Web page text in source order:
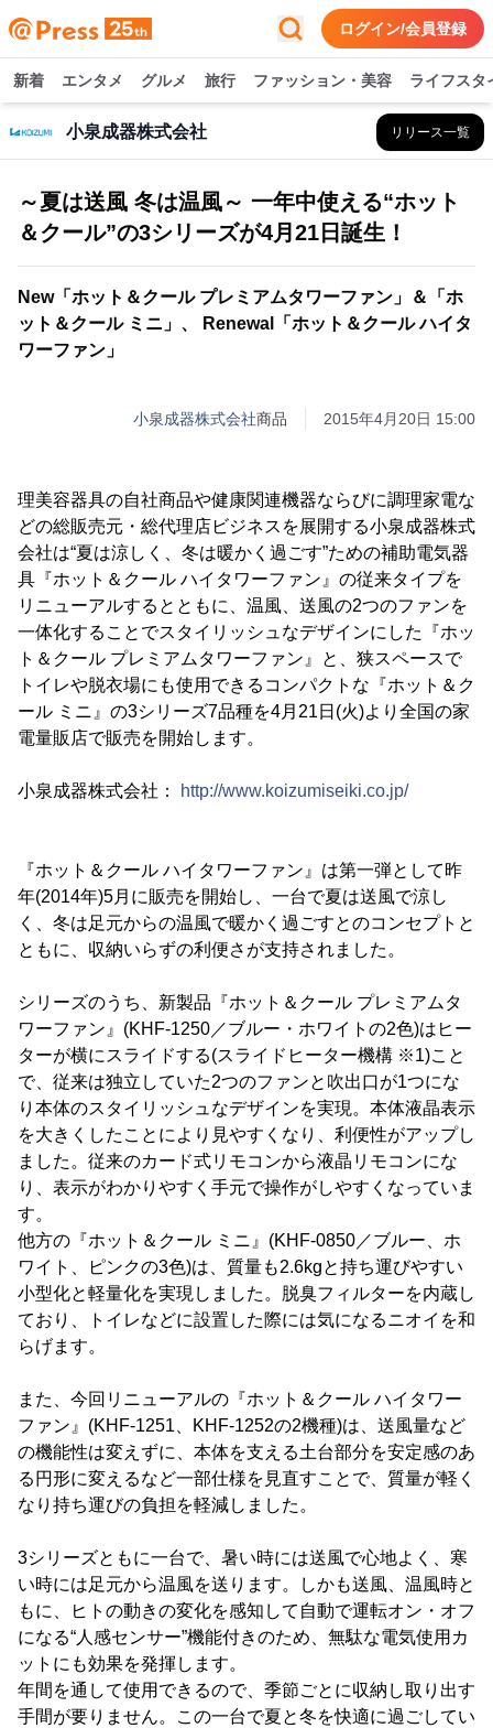
ログイン/会員登録
新着 エンタメ グルメ 旅行 ファッション・美容 ライフスタ
小泉成器株式会社 リリース一覧
～夏は送風 冬は温風～ 一年中使える“ホット
＆クール”の3シリーズが4月21日誕生！
New「ホット＆クール プレミアムタワーファン」＆「ホ
ット＆クール ミニ」、 Renewal「ホット＆クール ハイタ
ワーファン」
小泉成器株式会社商品 2015年4月20日 15:00
理美容器具の自社商品や健康関連機器ならびに調理家電な
どの総販売元・総代理店ビジネスを展開する小泉成器株式
会社は“夏は涼しく、冬は暖かく過ごす”ための補助電気器
具『ホット＆クール ハイタワーファン』の従来タイプを
リニューアルするとともに、温風、送風の2つのファンを
一体化することでスタイリッシュなデザインにした『ホッ
ト＆クール プレミアムタワーファン』と、狭スペースで
トイレや脱衣場にも使用できるコンパクトな『ホット＆ク
ール ミニ』の3シリーズ7品種を4月21日(火)より全国の家
電量販店で販売を開始します。
小泉成器株式会社： http://www.koizumiseiki.co.jp/
『ホット＆クール ハイタワーファン』は第一弾として昨
年(2014年)5月に販売を開始し、一台で夏は送風で涼し
く、冬は足元からの温風で暖かく過ごすとのコンセプトと
ともに、収納いらずの利便さが支持されました。
シリーズのうち、新製品『ホット＆クール プレミアムタ
ワーファン』(KHF-1250／ブルー・ホワイトの2色)はヒー
ターが横にスライドする(スライドヒーター機構 ※1)こと
で、従来は独立していた2つのファンと吹出口が1つにな
り本体のスタイリッシュなデザインを実現。本体液晶表示
を大きくしたことにより見やすくなり、利便性がアップし
ました。従来のカード式リモコンから液晶リモコンにな
り、表示がわかりやすく手元で操作がしやすくなっていま
す。
他方の『ホット＆クール ミニ』(KHF-0850／ブルー、ホ
ワイト、ピンクの3色)は、質量も2.6kgと持ち運びやすい
小型化と軽量化を実現しました。脱臭フィルターを内蔵し
ており、トイレなどに設置した際には気になるニオイを和
らげます。
また、今回リニューアルの『ホット＆クール ハイタワー
ファン』(KHF-1251、KHF-1252の2機種)は、送風量など
の機能性は変えずに、本体を支える土台部分を安定感のあ
る円形に変えるなど一部仕様を見直すことで、質量が軽く
なり持ち運びの負担を軽減しました。
3シリーズともに一台で、暑い時には送風で心地よく、寒
い時には足元から温風を送ります。しかも送風、温風時と
もに、ヒトの動きの変化を感知して自動で運転オン・オフ
になる“人感センサー”機能付きのため、無駄な電気使用カ
ットにも効果を発揮します。
年間を通して使用できるので、季節ごとに収納し取り出す
手間が要りません。この一台で夏と冬を快適に過ごしてい